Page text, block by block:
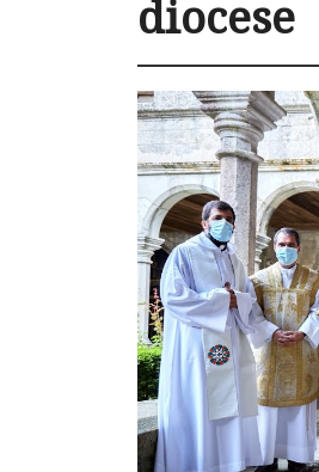
diocese